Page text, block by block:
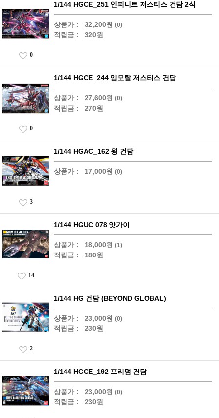
1/144 HGCE_251 인피니트 저스티스 건담 2식
상품가 : 32,200원 (0)
적립금 : 320원
0
1/144 HGCE_244 임모탈 저스티스 건담
상품가 : 27,600원 (0)
적립금 : 270원
0
1/144 HGAC_162 윙 건담
상품가 : 17,000원 (0)
3
1/144 HGUC 078 앗가이
상품가 : 18,000원 (1)
적립금 : 180원
14
1/144 HG 건담 (BEYOND GLOBAL)
상품가 : 23,000원 (0)
적립금 : 230원
2
1/144 HGCE_192 프리덤 건담
상품가 : 23,000원 (0)
적립금 : 230원